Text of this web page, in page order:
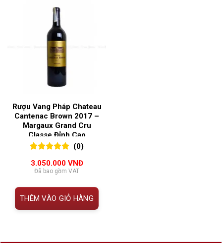
Rượu Vang Pháp Chateau
Cantenac Brown 2017 –
Margaux Grand Cru
Classe Đỉnh Cao
đánh giá
(0)
3.050.000 VNĐ
Đã bao gồm VAT
THÊM VÀO GIỎ HÀNG